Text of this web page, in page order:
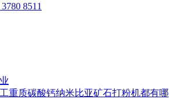
8511
重质碳酸钙纳米比亚矿石打粉机都有哪